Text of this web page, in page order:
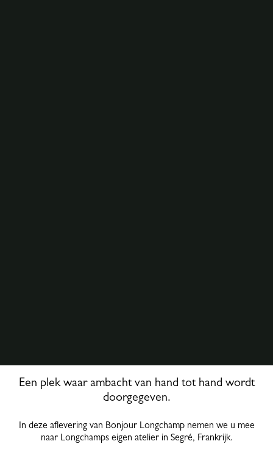
Een plek waar ambacht van hand tot hand wordt
doorgegeven.
In deze aflevering van Bonjour Longchamp nemen we u mee
naar Longchamps eigen atelier in Segré, Frankrijk.